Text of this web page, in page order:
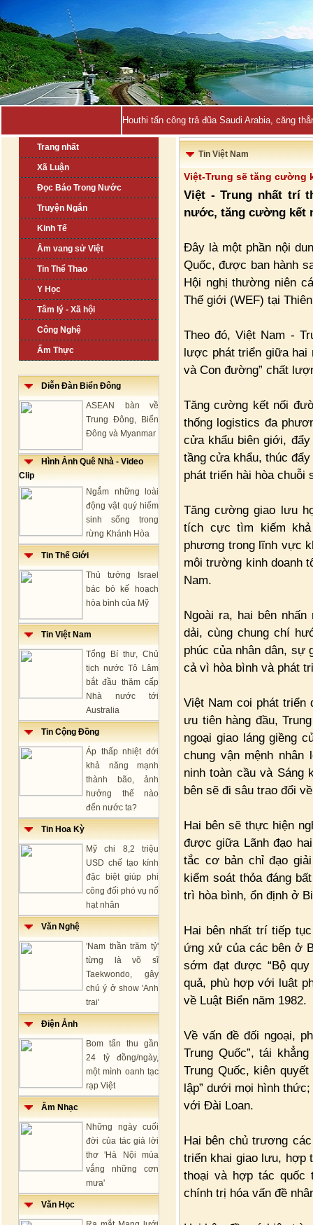
Houthi tấn công trả đũa Saudi Arabia, căng
Trang nhất
Xã Luận
Đọc Báo Trong Nước
Truyện Ngắn
Kinh Tế
Âm vang sử Việt
Tin Thể Thao
Y Học
Tâm lý - Xã hội
Công Nghệ
Ẩm Thực
Diễn Đàn Biển Đông
ASEAN bàn về
Trung Đông, Biển
Đông và Myanmar
Hình Ảnh Quê Nhà - Video
Clip
Ngắm những loài
động vật quý hiếm
sinh sống trong
rừng Khánh Hòa
Tin Thế Giới
Thủ tướng Israel
bác bỏ kế hoạch
hòa bình của Mỹ
Tin Việt Nam
Tổng Bí thư, Chủ
tịch nước Tô Lâm
bắt đầu thăm cấp
Nhà nước tới
Australia
Tin Cộng Đồng
Áp thấp nhiệt đới
khả năng mạnh
thành bão, ảnh
hưởng thế nào
đến nước ta?
Tin Hoa Kỳ
Mỹ chi 8,2 triệu
USD chế tạo kính
đặc biệt giúp phi
công đối phó vụ nổ
hạt nhân
Văn Nghệ
'Nam thần trăm tỷ'
từng là võ sĩ
Taekwondo, gây
chú ý ở show 'Anh
trai'
Điện Ảnh
Bom tấn thu gần
24 tỷ đồng/ngày,
một mình oanh tạc
rạp Việt
Âm Nhạc
Những ngày cuối
đời của tác giả lời
thơ 'Hà Nội mùa
vắng những cơn
mưa'
Văn Học
Tin Việt Nam
Việt-Trung sẽ tăng cường
Việt - Trung nhất trí
nước, tăng cường kết
Đây là một phần nội
Quốc, được ban hành
Hội nghị thường niên
Thế giới (WEF) tại
Theo đó, Việt Nam -
lược phát triển giữa hai
và Con đường” chất
Tăng cường kết nối
thống logistics đa
cửa khẩu biên giới,
tầng cửa khẩu, thúc
phát triển hài hòa chuỗi
Tăng cường giao lưu
tích cực tìm kiếm
phương trong lĩnh vực
môi trường kinh doanh
Nam.
Ngoài ra, hai bên
dải, cùng chung chí
phúc của nhân dân, sự
cả vì hòa bình và phát
Việt Nam coi phát
ưu tiên hàng đầu,
ngoại giao láng giềng
chung vận mệnh nhân
ninh toàn cầu và Sáng
bên sẽ đi sâu trao đổi
Hai bên sẽ thực hiện
được giữa Lãnh đạo
tắc cơ bản chỉ đạo
kiểm soát thỏa đáng
trì hòa bình, ổn định ở
Hai bên nhất trí tiếp
ứng xử của các bên ở
sớm đạt được “Bộ
quả, phù hợp với luật
về Luật Biển năm 1982.
Về vấn đề đối ngoại,
Trung Quốc”, tái
Trung Quốc, kiên
lập” dưới mọi hình
với Đài Loan.
Hai bên chủ trương
triển khai giao lưu, hợp
thoại và hợp tác quốc
chính trị hóa vấn đề